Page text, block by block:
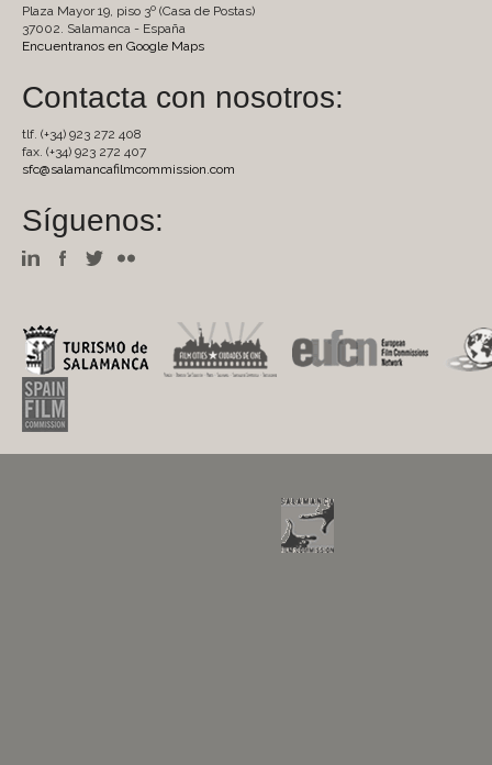
Plaza Mayor 19, piso 3º (Casa de Postas)
37002. Salamanca - España
Encuentranos en Google Maps
Contacta con nosotros:
tlf. (+34) 923 272 408
fax. (+34) 923 272 407
sfc@salamancafilmcommission.com
Síguenos: